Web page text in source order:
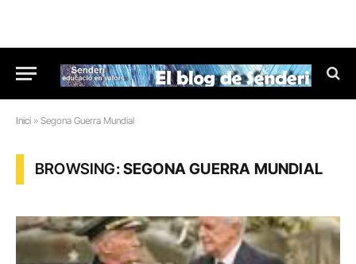
Inici » Segona Guerra Mundial
BROWSING:SEGONA GUERRA MUNDIAL